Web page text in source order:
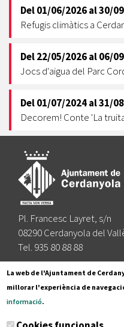
Del01/06/2026al30/
Refugis climàtics a
Del22/05/2026al06/
Jocs d'aigua del Parc
Del01/07/2024al31/
Decorem! Conte 'La
Pl. Francesc Layret, s/n
08290 Cerdanyola del
Tel. 935 80 88 88
Segueix-nos a:
La web de l'Ajuntament de
millorar l'experiència de
informació.